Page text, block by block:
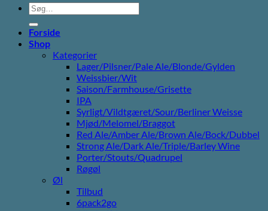
Søg
efter:
Forside
Shop
Kategorier
Lager/Pilsner/Pale Ale/Blonde/Gylden
Weissbier/Wit
Saison/Farmhouse/Grisette
IPA
Syrligt/Vildtgæret/Sour/Berliner Weisse
Mjød/Melomel/Braggot
Red Ale/Amber Ale/Brown Ale/Bock/Dubbel
Strong Ale/Dark Ale/Triple/Barley Wine
Porter/Stouts/Quadrupel
Røgøl
Øl
Tilbud
6pack2go